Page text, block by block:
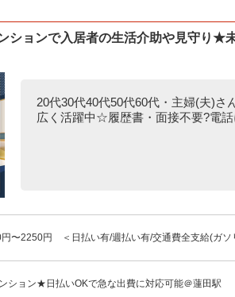
ションで入居者の生活介助や見守り★
20代30代40代50代60代・主婦(夫)さ
広く活躍中☆履歴書・面接不要?電話
〜2250円 ＜日払い有/週払い有/交通費全支給(ガソ
ション★日払いOKで急な出費に対応可能＠蓮田駅